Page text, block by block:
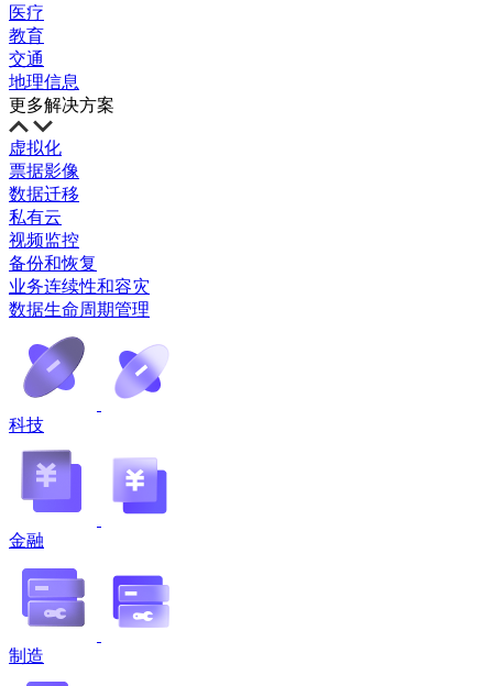
医疗
教育
交通
地理信息
更多解决方案
虚拟化
票据影像
数据迁移
私有云
视频监控
备份和恢复
业务连续性和容灾
数据生命周期管理
科技
金融
制造